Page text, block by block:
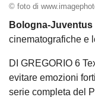
© foto di
Bologna-Juventus
cinematografiche e
DI GREGORIO 6
evitare emozioni
serie completa del